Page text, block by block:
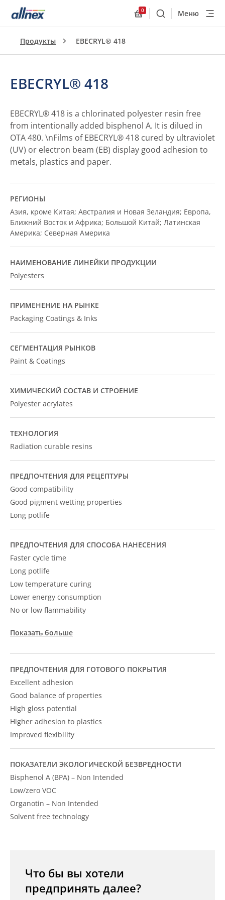
0
ПоискМеню
Продукты EBECRYL® 418
EBECRYL® 418
EBECRYL® 418 is a chlorinated polyester resin free
from intentionally added bisphenol A. It is dilued in
OTA 480. \nFilms of EBECRYL® 418 cured by ultraviolet
(UV) or electron beam (EB) display good adhesion to
metals, plastics and paper.
РЕГИОНЫ
Азия, кроме Китая; Австралия и Новая Зеландия; Европа,
Ближний Восток и Африка; Большой Китай; Латинская
Америка; Северная Америка
НАИМЕНОВАНИЕ ЛИНЕЙКИ ПРОДУКЦИИ
Polyesters
ПРИМЕНЕНИЕ НА РЫНКЕ
Packaging Coatings & Inks
СЕГМЕНТАЦИЯ РЫНКОВ
Paint & Coatings
ХИМИЧЕСКИЙ СОСТАВ И СТРОЕНИЕ
Polyester acrylates
ТЕХНОЛОГИЯ
Radiation curable resins
ПРЕДПОЧТЕНИЯ ДЛЯ РЕЦЕПТУРЫ
Good compatibility
Good pigment wetting properties
Long potlife
ПРЕДПОЧТЕНИЯ ДЛЯ СПОСОБА НАНЕСЕНИЯ
Faster cycle time
Long potlife
Low temperature curing
Lower energy consumption
No or low flammability
Показать больше
ПРЕДПОЧТЕНИЯ ДЛЯ ГОТОВОГО ПОКРЫТИЯ
Excellent adhesion
Good balance of properties
High gloss potential
Higher adhesion to plastics
Improved flexibility
ПОКАЗАТЕЛИ ЭКОЛОГИЧЕСКОЙ БЕЗВРЕДНОСТИ
Bisphenol A (BPA) – Non Intended
Low/zero VOC
Organotin – Non Intended
Solvent free technology
Что бы вы хотели
предпринять далее?